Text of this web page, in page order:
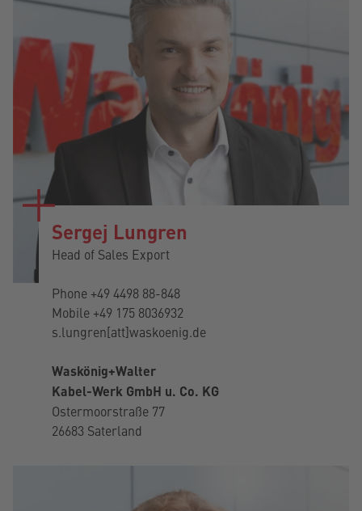
Sergej Lungren
Head of Sales Export
Phone +49 4498 88-848
Mobile +49 175 8036932
s.lungren[att]waskoenig.de
Waskönig+Walter
Kabel-Werk GmbH u. Co. KG
Ostermoorstraße 77
26683 Saterland